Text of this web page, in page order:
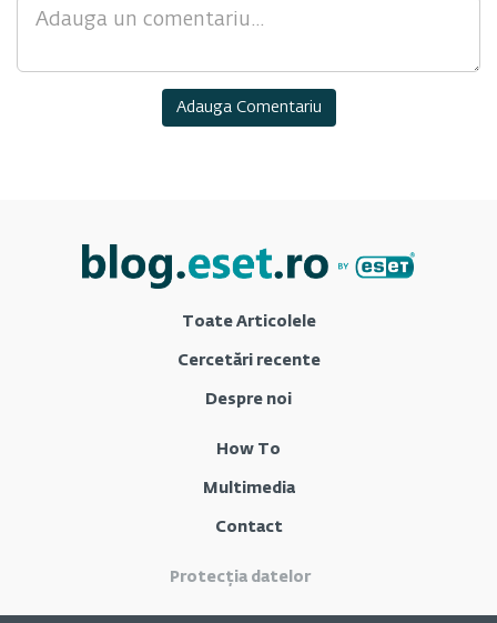
Toate Articolele
Cercetări recente
Despre noi
How To
Multimedia
Contact
Protecția datelor